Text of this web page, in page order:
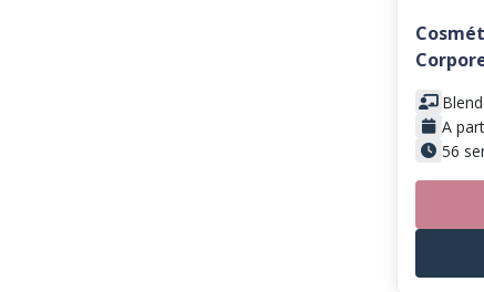
A
56